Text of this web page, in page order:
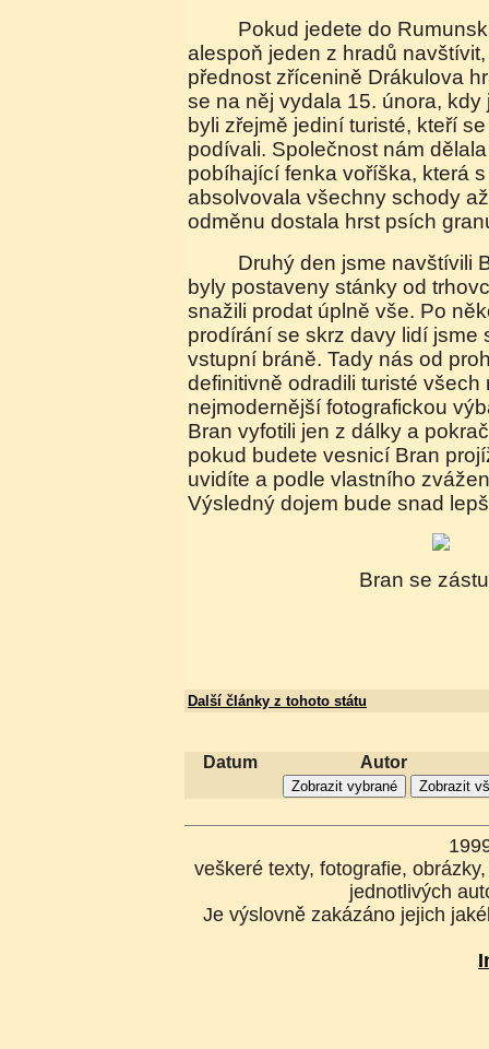
Pokud jedete do Rumunska a rozhodujete se
alespoň jeden z hradů
přednost zřícenině Drákulova
se na něj vydala 15. února,
byli zřejmě jediní turisté, kteří
podívali. Společnost nám
pobíhající fenka voříška, která
absolvovala všechny schody
odměnu dostala hrst psích
Druhý den jsme navštívili Bran. V celé vesnici
byly postaveny stánky od
snažili prodat úplně vše. Po
prodírání se skrz davy lidí jsme
vstupní bráně. Tady nás od
definitivně odradili turisté
nejmodernější fotografickou
Bran vyfotili jen z dálky a
pokud budete vesnicí Bran
uvidíte a podle vlastního
Výsledný dojem bude snad
Bran se
Další články z tohoto státu
Datum Autor
veškeré texty, fotografie,
jednotlivých
Je výslovně zakázáno jejich